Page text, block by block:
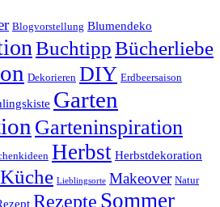
Blogvorstellung Blumendeko
BuchtippBücherliebe
Dekorieren DIY Erdbeersaison
Garten
Garteninspiration
Herbst Herbstdekoration
Küche Lieblingsorte Makeover Natur
Rezepte Sommer